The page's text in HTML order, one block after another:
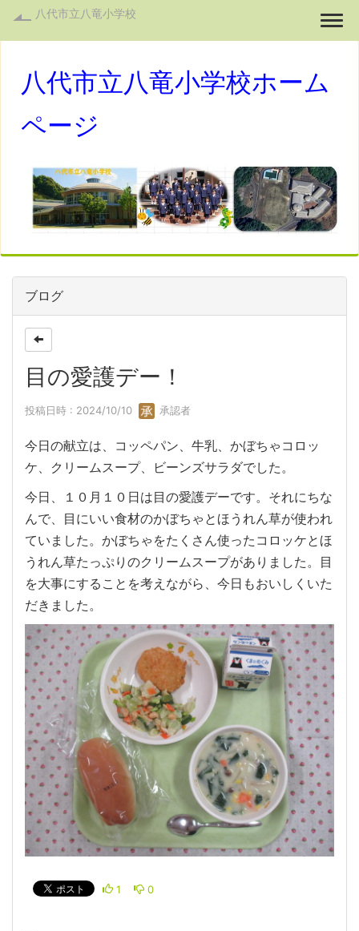
八代市立八竜小学校
八代市立八竜小学校ホーム
ページ
ブログ
目の愛護デー！
投稿日時 : 2024/10/10 承認者
今日の献立は、コッペパン、牛乳、かぼちゃコロッ
ケ、クリームスープ、ビーンズサラダでした。
今日、１０月１０日は目の愛護デーです。それにちな
んで、目にいい食材のかぼちゃとほうれん草が使われ
ていました。かぼちゃをたくさん使ったコロッケとほ
うれん草たっぷりのクリームスープがありました。目
を大事にすることを考えながら、今日もおいしくいた
だきました。
1 0